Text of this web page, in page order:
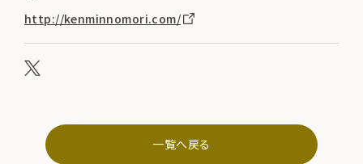
http://kenminnomori.com/
一覧へ戻る